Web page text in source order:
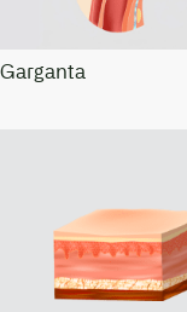
Garganta